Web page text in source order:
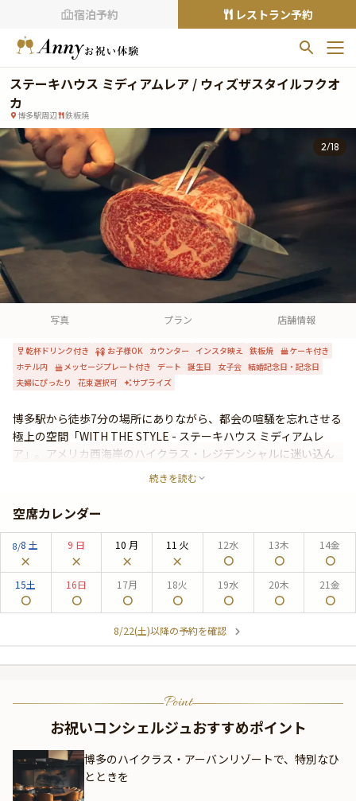
宿泊予約 レストラン予約
お気に入りプラン
プランの をクリックすることで
お気に入りに追加できます。
閲覧履歴
閲覧履歴はありません
過去に見たお店が最大10件まで表示されます。
10件を超えると、古いものから順に削除されます。
Annyお祝い体験について
よくあるご質問
ステーキハウス ミディアムレア / ウィズザスタイルフクオ
カ
博多駅周辺 鉄板焼
2/18
写真 プラン 店舗情報
乾杯ドリンク付き お子様OK カウンター インスタ映え 鉄板焼
ケーキ付き
ホテル内
メッセージプレート付き デート 誕生日 女子会 結婚記念日・記念日
夫婦にぴったり
花束選択可 サプライズ
博多駅から徒歩7分の場所にありながら、都会の喧騒を忘れさせる
極上の空間「WITH THE STYLE - ステーキハウス ミディアムレ
ア」。アメリカ西海岸のハイクラス・レジデンシャルに迷い込ん
だかのような雰囲気の中、パームツリーが作る陰影とキャンドル
を鉄板焼きとして楽しむことができます。
続きを読む
空席カレンダー
8/8 土 9 日 10 月 11 火 12水 13木 14金
15土 16日 17月 18火 19水 20木 21金
8/22(土)以降の予約を確認
Point
お祝いコンシェルジュおすすめポイント
博多のハイクラス・アーバンリゾートで、特別なひ
とときを